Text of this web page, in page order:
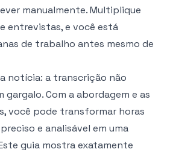
manualmente. Multiplique
entrevistas, e você está
de trabalho antes mesmo de
notícia: a transcrição não
gargalo. Com a abordagem e as
você pode transformar horas
e analisável em uma
guia mostra exatamente